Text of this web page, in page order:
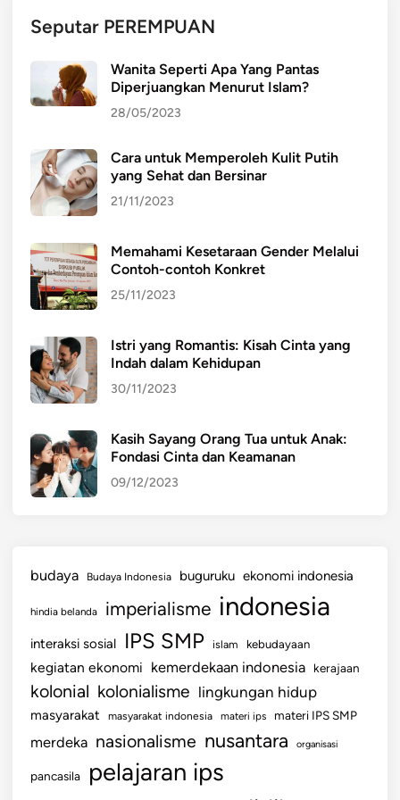
n
i
n
g
y
a
K
e
r
b
a
t
n
d
a
t
r
b
u
s
i
Seputar PEREMPUAN
Wanita Seperti Apa Yang Pantas
Diperjuangkan Menurut Islam?
28/05/2023
Cara untuk Memperoleh Kulit Putih
yang Sehat dan Bersinar
21/11/2023
Memahami Kesetaraan Gender Melalui
Contoh-contoh Konkret
25/11/2023
Istri yang Romantis: Kisah Cinta yang
Indah dalam Kehidupan
30/11/2023
Kasih Sayang Orang Tua untuk Anak:
Fondasi Cinta dan Keamanan
09/12/2023
budaya Budaya Indonesia buguruku ekonomi indonesia
hindia belanda imperialisme indonesia
interaksi sosial IPS SMP islam kebudayaan
kegiatan ekonomi kemerdekaan indonesia kerajaan
kolonial kolonialisme lingkungan hidup
masyarakat masyarakat indonesia materi ips materi IPS SMP
merdeka nasionalisme nusantara organisasi
pancasila
pelajaran ips